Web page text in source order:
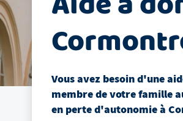
Vous avez besoin d'une
membre de votre famille
en perte d'autonomieà